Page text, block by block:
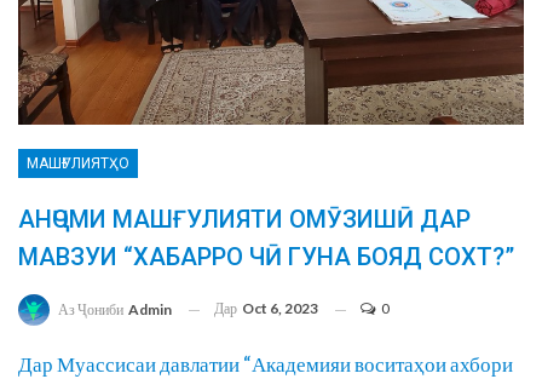
МАШҒУЛИЯТҲО
АНҶОМИ МАШҒУЛИЯТИ ОМӮЗИШӢ ДАР
МАВЗУИ “ХАБАРРО ЧӢ ГУНА БОЯД СОХТ?”
Аз Ҷониби Admin Дар Oct 6, 2023 0
Дар Муассисаи давлатии “Академияи воситаҳои ахбори